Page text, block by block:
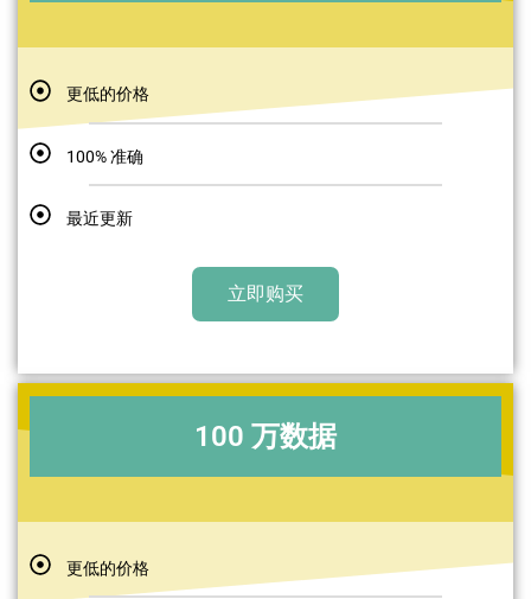
更低的价格
100% 准确
最近更新
立即购买
100 万数据
更低的价格